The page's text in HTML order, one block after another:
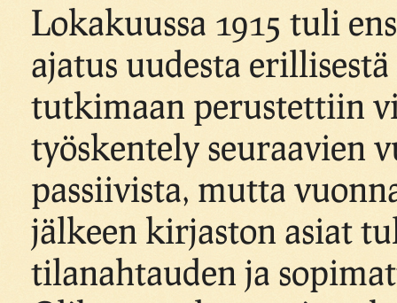
Lokakuussa 1915 tuli
ajatus uudesta
tutkimaan perustettiin
työskentely seuraavien
passiivista, mutta
jälkeen kirjaston asiat
tilanahtauden ja